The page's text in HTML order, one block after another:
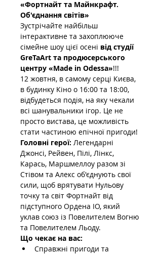
«Фортнайт та Майнкрафт.
Об'єднання світів»
Зустрічайте найбільш
інтерактивне та захоплююче
сімейне шоу цієї осені від студії
GreTaArt та продюсерського
центру «Made in Odessa»!!!
12 жовтня, в самому серці Києва,
в будинку Кіно о 16:00 та 18:00,
відбудеться подія, на яку чекали
всі шанувальники ігор. Це не
просто вистава, це можливість
стати частиною епічної пригоди!
Головні герої: Легендарні
Джонсі, Рейвен, Пілі, Лінкс,
Карась, Маршмеллоу разом зі
Стівом та Алекс об'єднують свої
сили, щоб врятувати Нульову
точку та світ Фортнайт від
підступного Ордена ІО, який
уклав союз із Повелителем Вогню
та Повелителем Льоду.
Що чекає на вас:
Справжні пригоди та